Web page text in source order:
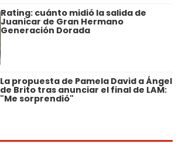
Rating: cuánto midió la salida de
Juanicar de Gran Hermano
Generación Dorada
La propuesta de Pamela David a Ángel
de Brito tras anunciar el final de LAM:
"Me sorprendió"